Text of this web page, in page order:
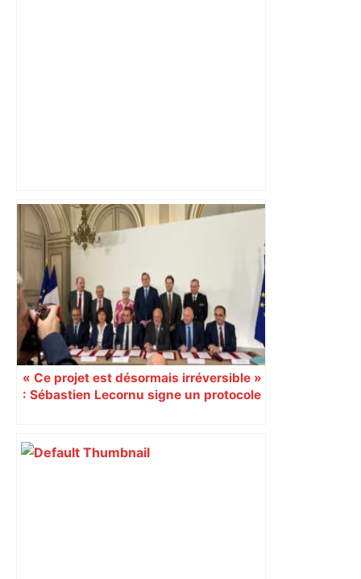
Top 14: sur un nuage et encore en
finale, Toulouse écrase le Racing –
tv5monde
« Ce projet est désormais irréversible »
: Sébastien Lecornu signe un protocole